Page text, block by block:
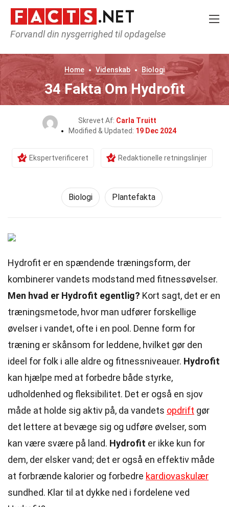
Forvandl din nysgerrighed til opdagelse
Home Videnskab Biologi
34 Fakta Om Hydrofit
Skrevet Af: Carla Truitt
Modified & Updated: 19 Dec 2024
Ekspertverificeret Redaktionelle retningslinjer
Biologi Plantefakta
Hydrofit er en spændende træningsform, der
kombinerer vandets modstand med fitnessøvelser.
Men hvad er Hydrofit egentlig? Kort sagt, det er en
træningsmetode, hvor man udfører forskellige
øvelser i vandet, ofte i en pool. Denne form for
træning er skånsom for leddene, hvilket gør den
ideel for folk i alle aldre og fitnessniveauer. Hydrofit
kan hjælpe med at forbedre både styrke,
udholdenhed og fleksibilitet. Det er også en sjov
måde at holde sig aktiv på, da vandets opdrift gør
det lettere at bevæge sig og udføre øvelser, som
kan være svære på land. Hydrofit er ikke kun for
dem, der elsker vand; det er også en effektiv måde
at forbrænde kalorier og forbedre kardiovaskulær
sundhed. Klar til at dykke ned i fordelene ved